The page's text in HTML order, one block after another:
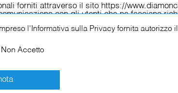
l' Informativa sulla Privacy fornita autorizzo
Non Accetto